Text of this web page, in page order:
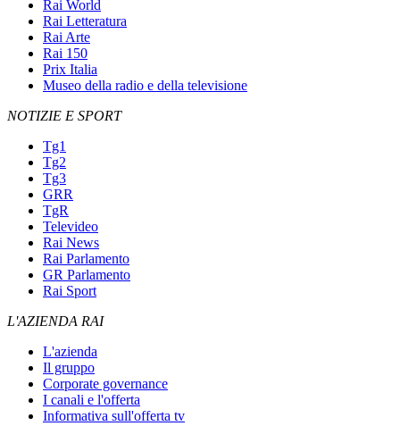
Rai World
Rai Letteratura
Rai Arte
Rai 150
Prix Italia
Museo della radio e della televisione
NOTIZIE E SPORT
Tg1
Tg2
Tg3
GRR
TgR
Televideo
Rai News
Rai Parlamento
GR Parlamento
Rai Sport
L'AZIENDA RAI
L'azienda
Il gruppo
Corporate governance
I canali e l'offerta
Informativa sull'offerta tv